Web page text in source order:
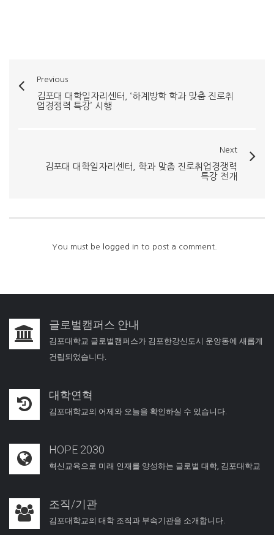
Previous
김포대 대학일자리센터, ‘하계방학 학과 맞춤 진로취
업경쟁력 특강’ 시행
Next
김포대 대학일자리센터, 학과 맞춤 진로취업경쟁력
특강 전개
You must be logged in to post a comment.
글로벌캠퍼스 안내
김포대학교 글로벌캠퍼스가 김포한강신도시 운양동에 새롭게
건립되었습니다.
대학연혁
김포대학교의 어제와 오늘을 확인하실 수 있습니다.
HOPE 2030
혁신교육으로 미래 인재를 양성하는 글로벌 대학, 김포대학교
조직/기관
김포대학교의 대학 조직과 부속기관을 소개합니다.